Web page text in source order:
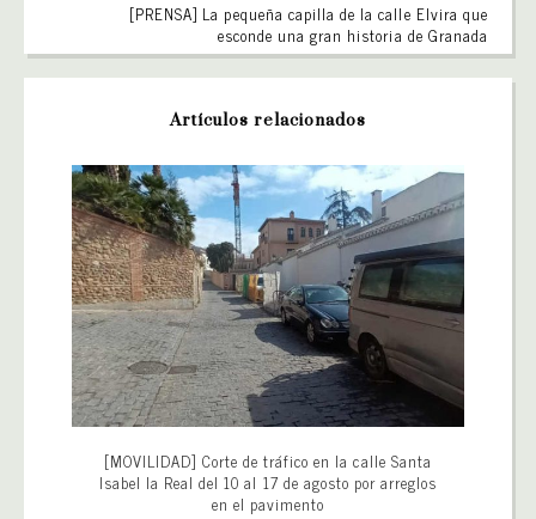
[PRENSA] La pequeña capilla de la calle Elvira que
esconde una gran historia de Granada
Artículos relacionados
[MOVILIDAD] Corte de tráfico en la calle Santa
Isabel la Real del 10 al 17 de agosto por arreglos
en el pavimento